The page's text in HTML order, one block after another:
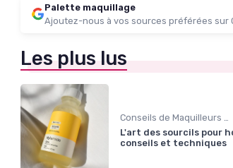
Palette maquillage
Ajoutez-nous à vos sources préférées sur
Les plus lus
L'art des sourcils pour
conseils et techniques